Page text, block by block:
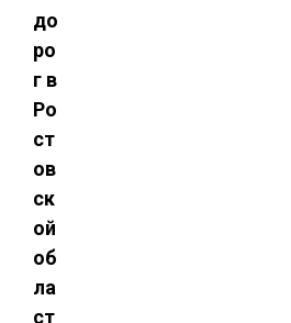
до
ро
г в
Ро
ст
ов
ск
ой
об
ла
ст